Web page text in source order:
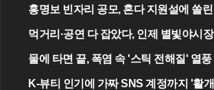
홍명보 빈자리 공모, 혼다 지원설에 쏠
먹거리·공연 다 잡았다, 인제 별빛야시
물에 타면 끝, 폭염 속 '스틱 전해질' 열풍
K-뷰티 인기에 가짜 SNS 계정까지 '활